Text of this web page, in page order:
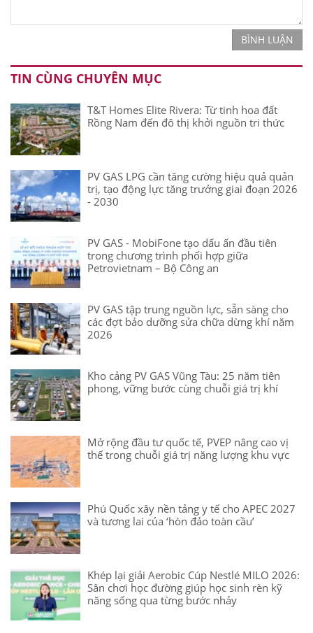
BÌNH LUẬN
TIN CÙNG CHUYÊN MỤC
T&T Homes Elite Rivera: Từ tinh hoa đất
Rồng Nam đến đô thị khởi nguồn tri thức
PV GAS LPG cần tăng cường hiệu quả quản
trị, tạo động lực tăng trưởng giai đoạn 2026
- 2030
PV GAS - MobiFone tạo dấu ấn đầu tiên
trong chương trình phối hợp giữa
Petrovietnam – Bộ Công an
PV GAS tập trung nguồn lực, sẵn sàng cho
các đợt bảo dưỡng sửa chữa dừng khí năm
2026
Kho cảng PV GAS Vũng Tàu: 25 năm tiên
phong, vững bước cùng chuỗi giá trị khí
Mở rộng đầu tư quốc tế, PVEP nâng cao vị
thế trong chuỗi giá trị năng lượng khu vực
Phú Quốc xây nền tảng y tế cho APEC 2027
và tương lai của ‘hòn đảo toàn cầu’
Khép lại giải Aerobic Cúp Nestlé MILO 2026:
Sân chơi học đường giúp học sinh rèn kỹ
năng sống qua từng bước nhảy